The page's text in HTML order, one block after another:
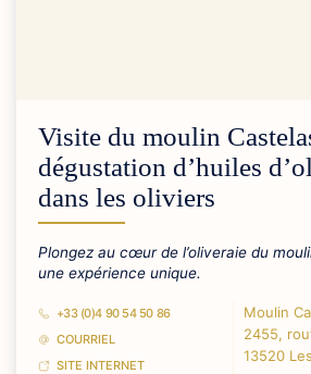
Visite du moulin
dégustation d’huiles
dans les oliviers
Plongez au cœur de l’oliveraie du
une expérience unique.
+33 (0)4 90 54 50 86
COURRIEL
SITE INTERNET
Moulin
2455,
13520